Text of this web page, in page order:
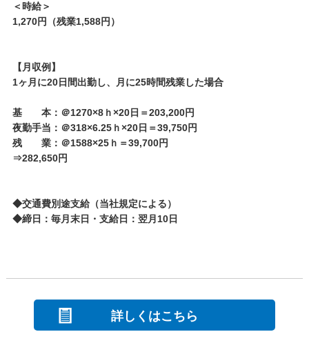
＜時給＞
1,270円（残業1,588円）
【月収例】
1ヶ月に20日間出勤し、月に25時間残業した場合
基 本：＠1270×8ｈ×20日＝203,200円
夜勤手当：＠318×6.25ｈ×20日＝39,750円
残 業：＠1588×25ｈ＝39,700円
⇒282,650円
◆交通費別途支給（当社規定による）
◆締日：毎月末日・支給日：翌月10日
詳しくはこちら